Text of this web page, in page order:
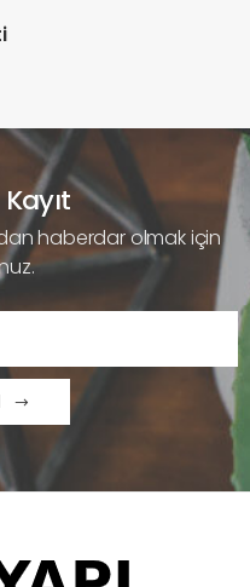
haberdar olmak için